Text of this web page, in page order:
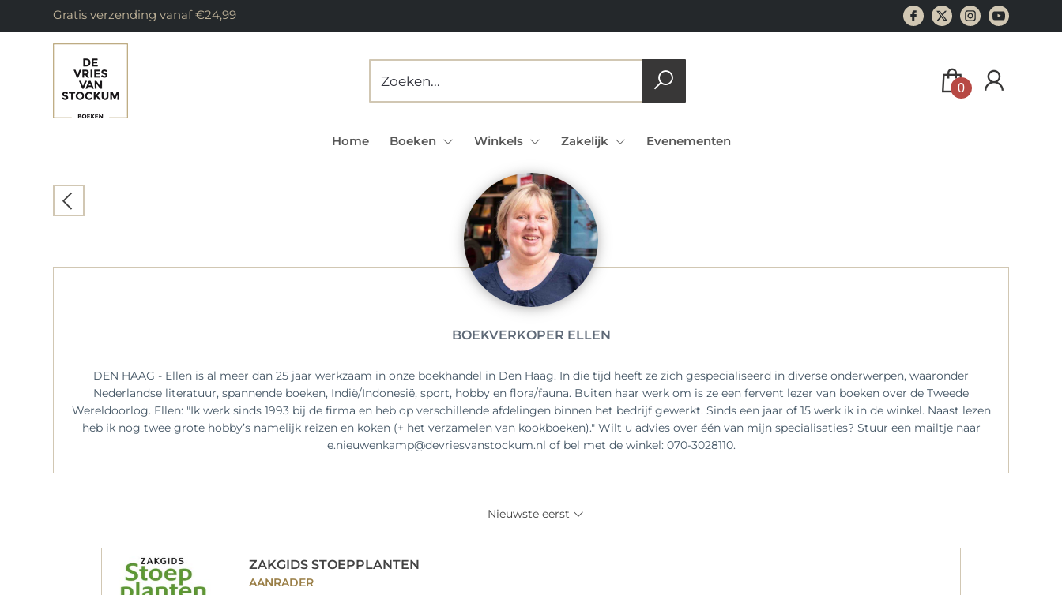
Gratis verzending vanaf €24,99
0
Home Boeken Winkels Zakelijk Evenementen
BOEKVERKOPER ELLEN
DEN HAAG - Ellen is al meer dan 25 jaar werkzaam in onze boekhandel in Den Haag. In die tijd heeft ze zich gespecialiseerd in diverse onderwerpen, waaronder
Nederlandse literatuur, spannende boeken, Indië/Indonesië, sport, hobby en flora/fauna. Buiten haar werk om is ze een fervent lezer van boeken over de Tweede
Wereldoorlog. Ellen: "Ik werk sinds 1993 bij de firma en heb op verschillende afdelingen binnen het bedrijf gewerkt. Sinds een jaar of 15 werk ik in de winkel. Naast lezen
heb ik nog twee grote hobby’s namelijk reizen en koken (+ het verzamelen van kookboeken)." Wilt u advies over één van mijn specialisaties? Stuur een mailtje naar
e.nieuwenkamp@devriesvanstockum.nl of bel met de winkel: 070-3028110.
Nieuwste eerst
ZAKGIDS STOEPPLANTEN
AANRADER